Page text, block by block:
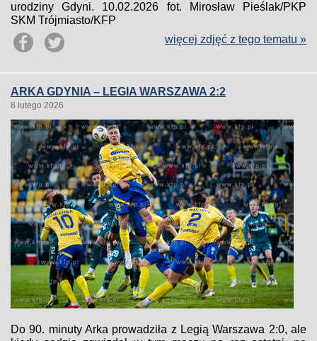
urodziny Gdyni. 10.02.2026 fot. Mirosław Pieślak/PKP
SKM Trójmiasto/KFP
więcej zdjęć z tego tematu »
ARKA GDYNIA – LEGIA WARSZAWA 2:2
8 lutego 2026
Do 90. minuty Arka prowadziła z Legią Warszawa 2:0, ale